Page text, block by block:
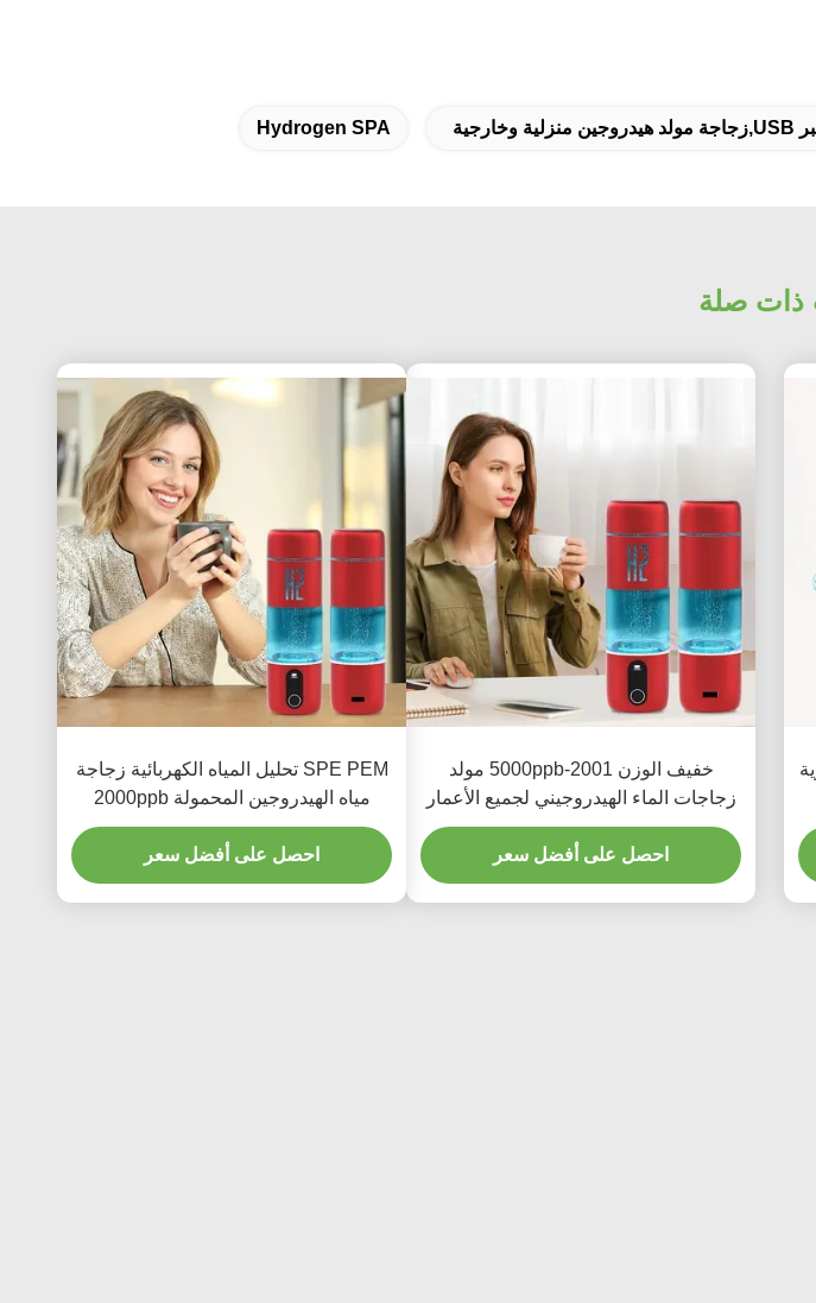
Hydrogen SPA
ذات صلة
خفيف الوزن 2001-5000ppb مولد
زجاجات الماء الهيدروجيني لجميع الأعمار
احصل على أفضل سعر
SPE PEM تحليل المياه الكهربائية زجاجة
مياه الهيدروجين المحمولة 2000ppb
التحكم باللمس
احصل على أفضل سعر